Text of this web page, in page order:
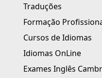
Traduções
Formação
Cursos de Idiomas
Idiomas OnLine
Exames Inglês